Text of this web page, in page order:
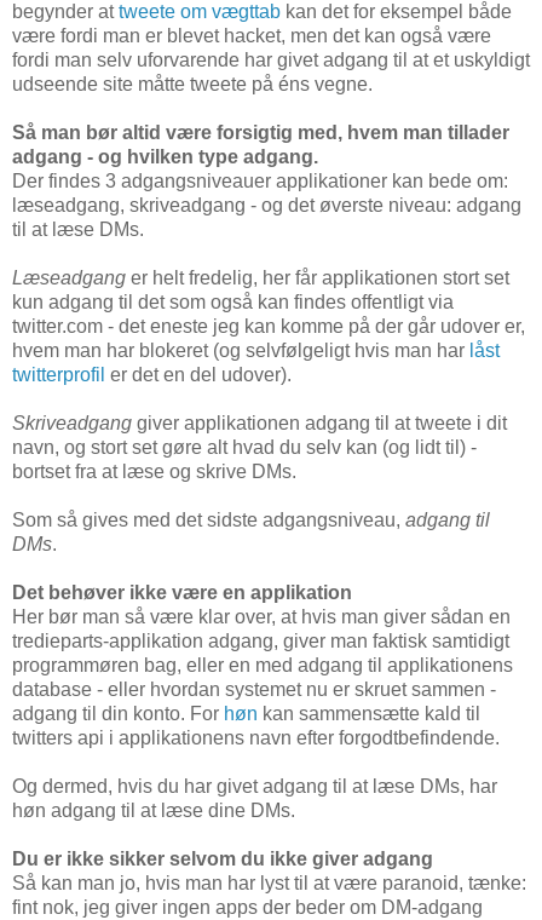
begynder attweete om vægttab kan det for eksempel både
være fordi man er blevet hacket, men det kan også være
fordi man selv uforvarende har givet adgang til at et uskyldigt
udseende site måtte tweete på éns vegne.
Så man bør altid være forsigtig med, hvem man tillader
adgang - og hvilken type adgang.
Der findes 3 adgangsniveauer applikationer kan bede om:
læseadgang, skriveadgang - og det øverste niveau: adgang
til at læse DMs.
Læseadgang er helt fredelig, her får applikationen stort set
kun adgang til det som også kan findes offentligt via
twitter.com - det eneste jeg kan komme på der går udover er,
hvem man har blokeret (og selvfølgeligt hvis man har låst
twitterprofil er det en del udover).
Skriveadgang giver applikationen adgang til at tweete i dit
navn, og stort set gøre alt hvad du selv kan (og lidt til) -
bortset fra at læse og skrive DMs.
Som så gives med det sidste adgangsniveau, adgang til
DMs.
Det behøver ikke være en applikation
Her bør man så være klar over, at hvis man giver sådan en
tredieparts-applikation adgang, giver man faktisk samtidigt
programmøren bag, eller en med adgang til applikationens
database - eller hvordan systemet nu er skruet sammen -
adgang til din konto. For høn kan sammensætte kald til
twitters api i applikationens navn efter forgodtbefindende.
Og dermed, hvis du har givet adgang til at læse DMs, har
høn adgang til at læse dine DMs.
Du er ikke sikker selvom du ikke giver adgang
Så kan man jo, hvis man har lyst til at være paranoid, tænke:
fint nok, jeg giver ingen apps der beder om DM-adgang